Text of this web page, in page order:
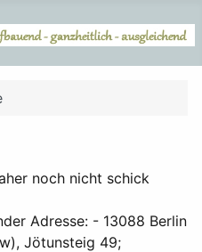
noch nicht schick
Adresse: - 13088 Berlin
Jötunsteig 49;